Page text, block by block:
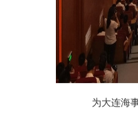
为大连海